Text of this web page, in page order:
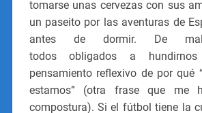
tomarse unas cervezas con sus
un paseito por las aventuras de
antes de dormir. De
todos obligados a
pensamiento reflexivo de por qué
estamos” (otra frase que me
compostura). Si el fútbol tiene la